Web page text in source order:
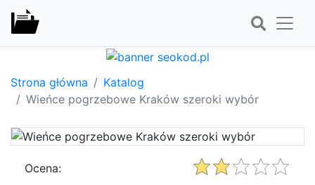
Strona główna
Katalog
Wieńce pogrzebowe Kraków szeroki wybór
Ocena: